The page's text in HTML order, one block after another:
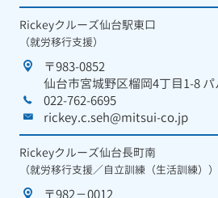
Rickeyクルーズ仙台駅東口
（就労移行支援）
〒983-0852
仙台市宮城野区榴岡4丁目1-8
022-762-6695
rickey.c.seh@mitsui-co.jp
Rickeyクルーズ仙台長町南
（就労移行支援／自立訓練（生活訓練））